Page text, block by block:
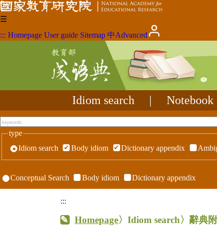
☰
::: Homepage User guide Sitemap 中Advanced
Idiom search Notebook
type
Idiom search
Body idiom Dictionary appendix
Conceptual Search Body idiom Dictionary appendix
:::
Homepage〉Idiom search〉辭典